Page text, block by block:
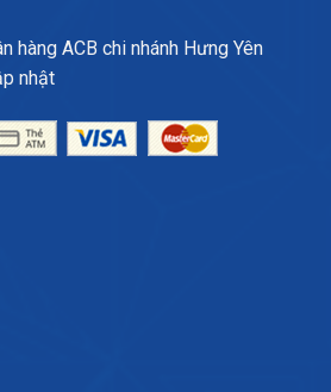
hàng ACB chi nhánh Hưng Yên
nhật